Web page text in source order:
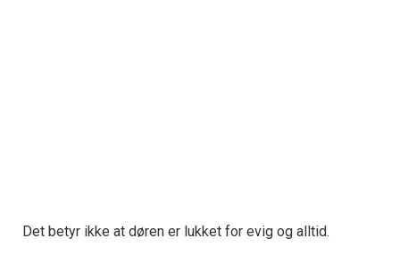
Det betyr ikke at døren er lukket for evig og alltid.